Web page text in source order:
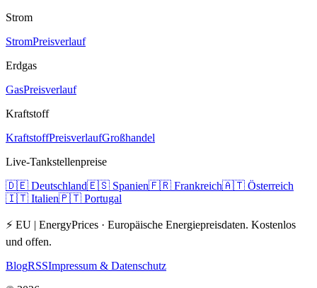
Strom
StromPreisverlauf
Erdgas
GasPreisverlauf
Kraftstoff
KraftstoffPreisverlaufGroßhandel
Live-Tankstellenpreise
🇩🇪 Deutschland🇪🇸 Spanien🇫🇷 Frankreich🇦🇹 Österreich
🇮🇹 Italien🇵🇹 Portugal
⚡ EU | EnergyPrices · Europäische Energiepreisdaten. Kostenlos
und offen.
BlogRSSImpressum & Datenschutz